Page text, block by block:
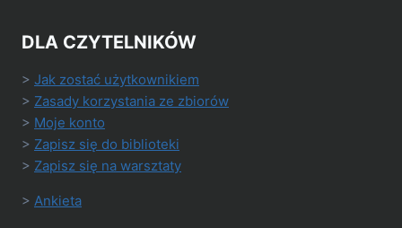
DLA CZYTELNIKÓW
> Jak zostać użytkownikiem
> Zasady korzystania ze zbiorów
> Moje konto
> Zapisz się do biblioteki
> Zapisz się na warsztaty
> Ankieta